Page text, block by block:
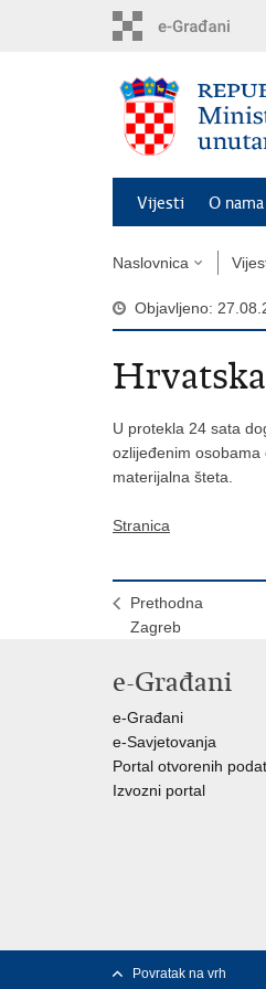
Vijesti O nama
Naslovnica
Objavljeno:
Hrvatska
U protekla 24 sata
ozlijeđenim
materijalna šteta.
Stranica
Prethodna
Zagreb
e-Građani
e-Građani
e-Savjetovanja
Portal otvorenih
Izvozni portal
Povratak na vrh